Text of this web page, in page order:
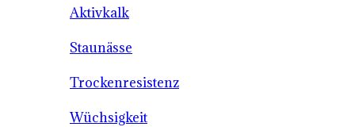
Aktivkalk
Staunässe
Trockenresistenz
Wüchsigkeit